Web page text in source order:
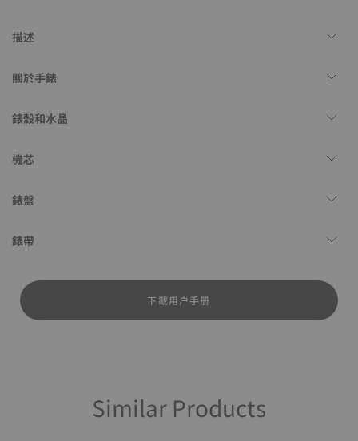
描述
關於手錶
錶殼和水晶
機芯
錶盤
錶帶
下載用户手册
Similar Products